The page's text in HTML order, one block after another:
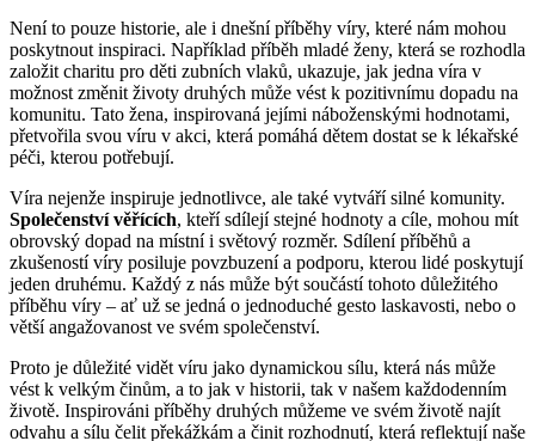
Není to pouze historie, ale i dnešní příběhy víry, které nám mohou
poskytnout inspiraci. Například příběh mladé ženy, která se rozhodla
založit charitu pro děti zubních vlaků, ukazuje, jak jedna víra v
možnost změnit životy druhých může vést k pozitivnímu dopadu na
komunitu. Tato žena, inspirovaná jejími náboženskými hodnotami,
přetvořila svou víru v akci, která pomáhá dětem dostat se k lékařské
péči, kterou potřebují.
Víra nejenže inspiruje jednotlivce, ale také vytváří silné komunity.
Společenství věřících, kteří sdílejí stejné hodnoty a cíle, mohou mít
obrovský dopad na místní i světový rozměr. Sdílení příběhů a
zkušeností víry posiluje povzbuzení a podporu, kterou lidé poskytují
jeden druhému. Každý z nás může být součástí tohoto důležitého
příběhu víry – ať už se jedná o jednoduché gesto laskavosti, nebo o
větší angažovanost ve svém společenství.
Proto je důležité vidět víru jako dynamickou sílu, která nás může
vést k velkým činům, a to jak v historii, tak v našem každodenním
životě. Inspirováni příběhy druhých můžeme ve svém životě najít
odvahu a sílu čelit překážkám a činit rozhodnutí, která reflektují naše